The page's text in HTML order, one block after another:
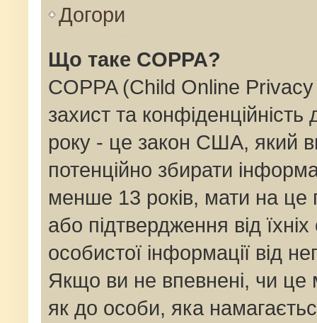
Догори
Що таке COPPA?
COPPA (Child Online
захист та конфіденційність
року - це закон США, який
потенційно збирати
менше 13 років, мати на це
або підтвердження від
особистої інформації від
Якщо ви не впевнені, чи
як до особи, яка